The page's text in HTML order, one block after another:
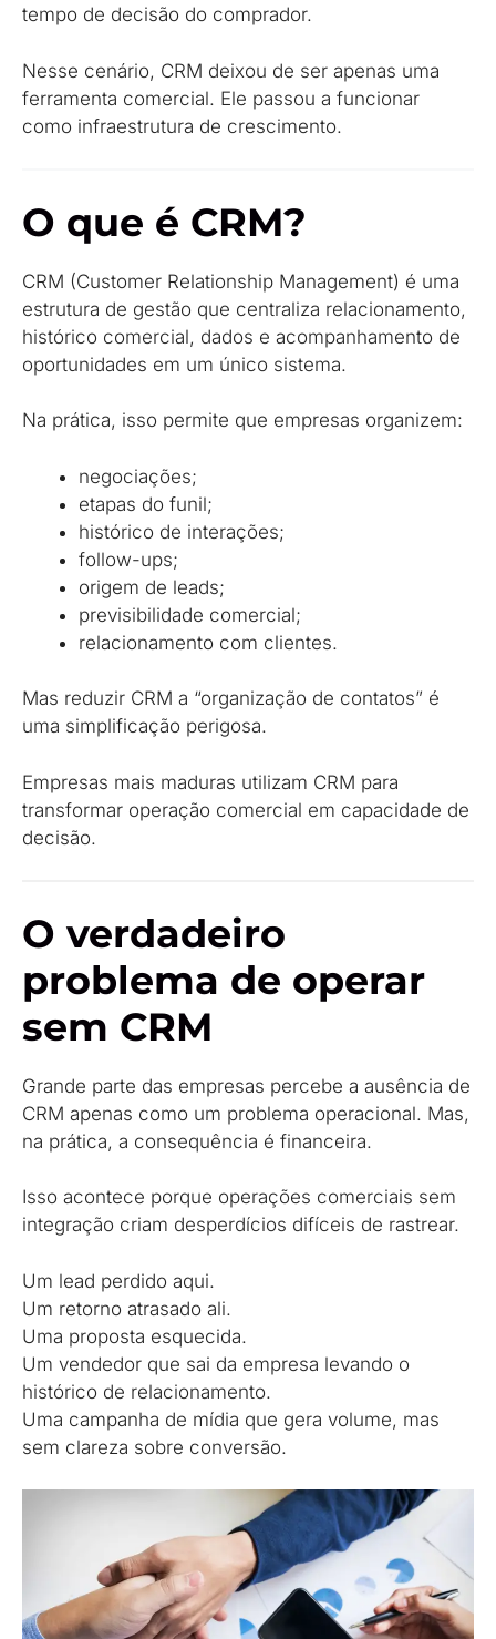
tempo de decisão do comprador.
Nesse cenário, CRM deixou de ser apenas uma
ferramenta comercial. Ele passou a funcionar
como infraestrutura de crescimento.
O que é CRM?
CRM (Customer Relationship Management) é uma
estrutura de gestão que centraliza relacionamento,
histórico comercial, dados e acompanhamento de
oportunidades em um único sistema.
Na prática, isso permite que empresas organizem:
negociações;
etapas do funil;
histórico de interações;
follow-ups;
origem de leads;
previsibilidade comercial;
relacionamento com clientes.
Mas reduzir CRM a “organização de contatos” é
uma simplificação perigosa.
Empresas mais maduras utilizam CRM para
transformar operação comercial em capacidade de
decisão.
O verdadeiro
problema de operar
sem CRM
Grande parte das empresas percebe a ausência de
CRM apenas como um problema operacional. Mas,
na prática, a consequência é financeira.
Isso acontece porque operações comerciais sem
integração criam desperdícios difíceis de rastrear.
Um lead perdido aqui.
Um retorno atrasado ali.
Uma proposta esquecida.
Um vendedor que sai da empresa levando o
histórico de relacionamento.
Uma campanha de mídia que gera volume, mas
sem clareza sobre conversão.